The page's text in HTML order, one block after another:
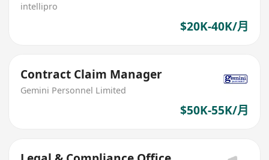
intellipro
$20K-40K/月
Contract Claim Manager
Gemini Personnel Limited
$50K-55K/月